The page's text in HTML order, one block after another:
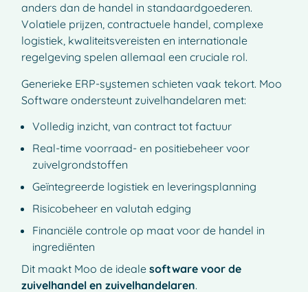
anders dan de handel in standaardgoederen.
Volatiele prijzen, contractuele handel, complexe
logistiek, kwaliteitsvereisten en internationale
regelgeving spelen allemaal een cruciale rol.
Generieke ERP-systemen schieten vaak tekort. Moo
Software ondersteunt zuivelhandelaren met:
Volledig inzicht, van contract tot factuur
Real-time voorraad- en positiebeheer voor
zuivelgrondstoffen
Geïntegreerde logistiek en leveringsplanning
Risicobeheer en valutah edging
Financiële controle op maat voor de handel in
ingrediënten
Dit maakt Moo de ideale software voor de
zuivelhandel en zuivelhandelaren.